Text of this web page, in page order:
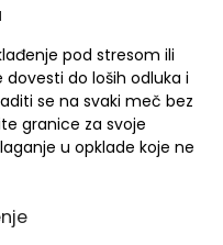
pod stresom ili
do loših odluka i
se na svaki meč bez
granice za svoje
u opklade koje ne